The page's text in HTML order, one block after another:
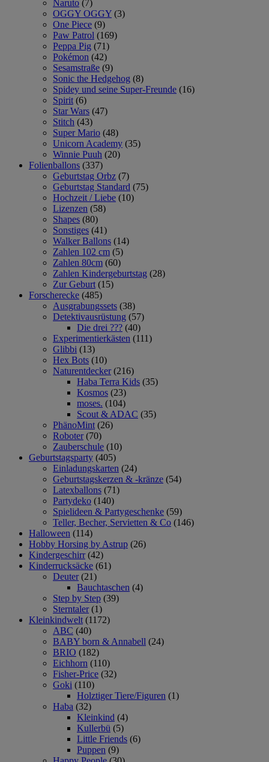
Naruto (7)
OGGY OGGY (3)
One Piece (9)
Paw Patrol (169)
Peppa Pig (71)
Pokémon (42)
Sesamstraße (9)
Sonic the Hedgehog (8)
Spidey und seine Super-Freunde (16)
Spirit (6)
Star Wars (47)
Stitch (43)
Super Mario (48)
Unicorn Academy (35)
Winnie Puuh (20)
Folienballons (337)
Geburtstag Orbz (7)
Geburtstag Standard (75)
Hochzeit / Liebe (10)
Lizenzen (58)
Shapes (80)
Sonstiges (41)
Walker Ballons (14)
Zahlen 102 cm (5)
Zahlen 80cm (60)
Zahlen Kindergeburtstag (28)
Zur Geburt (15)
Forscherecke (485)
Ausgrabungssets (38)
Detektivausrüstung (57)
Die drei ??? (40)
Experimentierkästen (111)
Glibbi (13)
Hex Bots (10)
Naturentdecker (216)
Haba Terra Kids (35)
Kosmos (23)
moses. (104)
Scout & ADAC (35)
PhänoMint (26)
Roboter (70)
Zauberschule (10)
Geburtstagsparty (405)
Einladungskarten (24)
Geburtstagskerzen & -kränze (54)
Latexballons (71)
Partydeko (140)
Spielideen & Partygeschenke (59)
Teller, Becher, Servietten & Co (146)
Halloween (114)
Hobby Horsing by Astrup (26)
Kindergeschirr (42)
Kinderrucksäcke (61)
Deuter (21)
Bauchtaschen (4)
Step by Step (39)
Sterntaler (1)
Kleinkindwelt (1172)
ABC (40)
BABY born & Annabell (24)
BRIO (182)
Eichhorn (110)
Fisher-Price (32)
Goki (110)
Holztiger Tiere/Figuren (1)
Haba (32)
Kleinkind (4)
Kullerbü (5)
Little Friends (6)
Puppen (9)